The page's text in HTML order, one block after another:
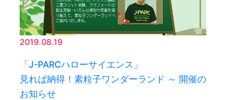
2019.08.19
「J-PARCハローサイエンス」
見れば納得！素粒子ワンダーランド ～ 開催の
お知らせ